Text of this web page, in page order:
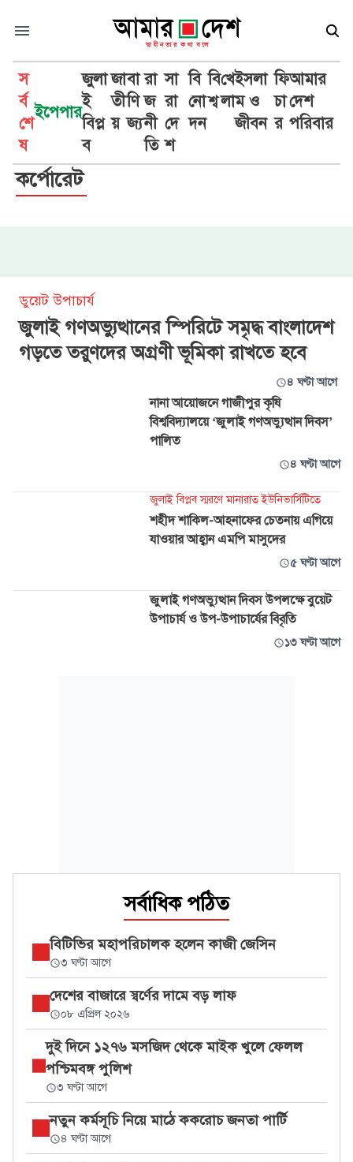
স
র্ব
শে
ষ
ইপেপার
জুলা
ই
বিপ্ল
ব
জা
তী
য়
বা
ণি
জ্য
রা
জ
নী
তি
সা
রা
দে
শ
বি
নো
দন
বি
শ্ব
খে
লা
ইসলা
ম ও
জীবন
ফি
চা
র
আমার
দেশ
পরিবার
কর্পোরেট
ডুয়েট উপাচার্য
জুলাই গণঅভ্যুত্থানের স্পিরিটে সমৃদ্ধ বাংলাদেশ
গড়তে তরুণদের অগ্রণী ভূমিকা রাখতে হবে
৪ ঘণ্টা আগে
নানা আয়োজনে গাজীপুর কৃষি
বিশ্ববিদ্যালয়ে ‘জুলাই গণঅভ্যুত্থান দিবস’
পালিত
৪ ঘণ্টা আগে
জুলাই বিপ্লব স্মরণে মানারাত ইউনিভার্সিটিতে
শহীদ শাকিল-আহনাফের চেতনায় এগিয়ে
যাওয়ার আহ্বান এমপি মাসুদের
৫ ঘণ্টা আগে
জুলাই গণঅভ্যুত্থান দিবস উপলক্ষে বুয়েট
উপাচার্য ও উপ-উপাচার্যের বিবৃতি
১৩ ঘণ্টা আগে
সর্বাধিক পঠিত
বিটিভির মহাপরিচালক হলেন কাজী জেসিন
৩ ঘণ্টা আগে
দেশের বাজারে স্বর্ণের দামে বড় লাফ
০৮ এপ্রিল ২০২৬
দুই দিনে ১২৭৬ মসজিদ থেকে মাইক খুলে ফেলল
পশ্চিমবঙ্গ পুলিশ
৩ ঘণ্টা আগে
নতুন কর্মসূচি নিয়ে মাঠে ককরোচ জনতা পার্টি
৪ ঘণ্টা আগে